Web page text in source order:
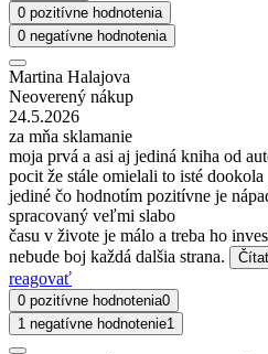
0 pozitívne hodnotenia
0 negatívne hodnotenia
Martina Halajova
Neoverený nákup
24.5.2026
za mňa sklamanie
moja prvá a asi aj jediná kniha od
pocit že stále omielali to isté dookola
jediné čo hodnotím pozitívne je
spracovaný veľmi slabo
času v živote je málo a treba ho
nebude boj každá dalšia strana.
reagovať
0 pozitívne hodnotenia0
1 negatívne hodnotenie1